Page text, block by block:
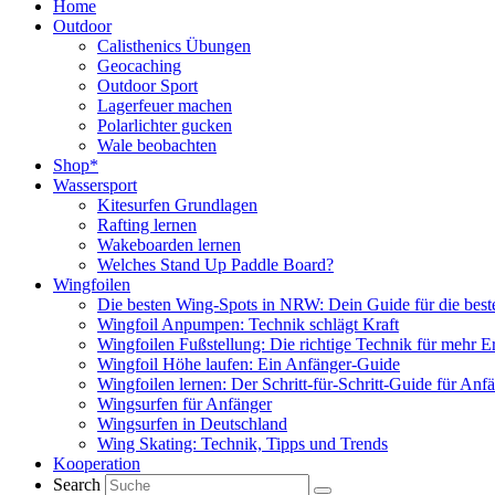
Home
Outdoor
Calisthenics Übungen
Geocaching
Outdoor Sport
Lagerfeuer machen
Polarlichter gucken
Wale beobachten
Shop*
Wassersport
Kitesurfen Grundlagen
Rafting lernen
Wakeboarden lernen
Welches Stand Up Paddle Board?
Wingfoilen
Die besten Wing-Spots in NRW: Dein Guide für die
Wingfoil Anpumpen: Technik schlägt Kraft
Wingfoilen Fußstellung: Die richtige Technik für mehr
Wingfoil Höhe laufen: Ein Anfänger-Guide
Wingfoilen lernen: Der Schritt-für-Schritt-Guide für
Wingsurfen für Anfänger
Wingsurfen in Deutschland
Wing Skating: Technik, Tipps und Trends
Kooperation
Search